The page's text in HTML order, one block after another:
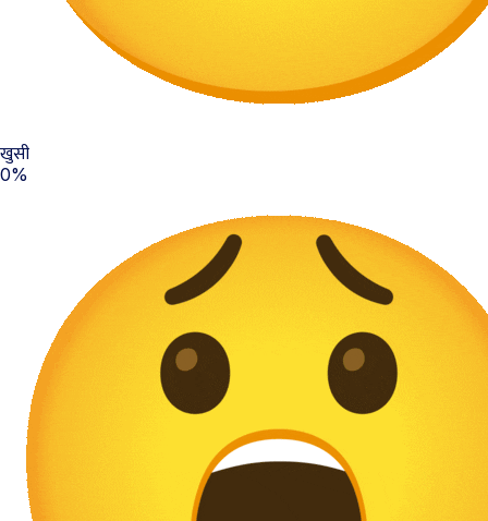
खुसी
0%